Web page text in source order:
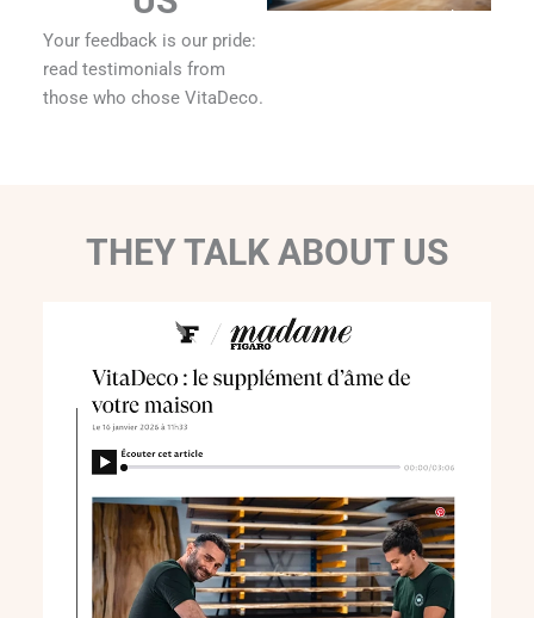
Your feedback is our pride:
read testimonials from
those who chose VitaDeco.
THEY TALK ABOUT US